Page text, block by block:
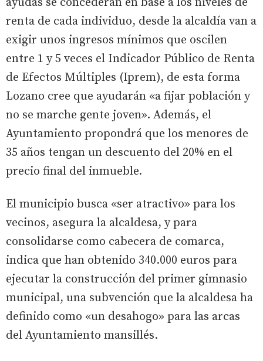
renta de cada individuo, desde la alcaldía van a
exigir unos ingresos mínimos que oscilen
entre 1 y 5 veces el Indicador Público de Renta
de Efectos Múltiples (Iprem), de esta forma
Lozano cree que ayudarán «a fijar población y
no se marche gente joven». Además, el
Ayuntamiento propondrá que los menores de
35 años tengan un descuento del 20% en el
precio final del inmueble.
El municipio busca «ser atractivo» para los
vecinos, asegura la alcaldesa, y para
consolidarse como cabecera de comarca,
indica que han obtenido 340.000 euros para
ejecutar la construcción del primer gimnasio
municipal, una subvención que la alcaldesa ha
definido como «un desahogo» para las arcas
del Ayuntamiento mansillés.